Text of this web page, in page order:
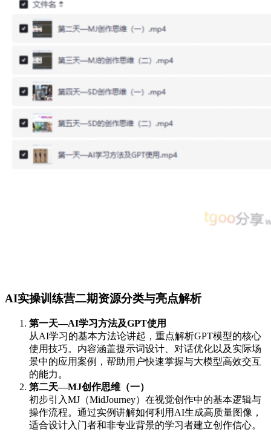
AI实操训练营二期资源分类与亮点解析
第一天—AI学习方法及GPT使用
从AI学习的基本方法论讲起，重点解析GPT模型的核心
使用技巧。内容涵盖提示词设计、对话优化以及实际场
景中的应用案例，帮助用户快速掌握与大模型高效交互
的能力。
第二天—MJ创作思维（一）
初步引入MJ（MidJourney）在视觉创作中的基本逻辑与
操作流程。通过实例讲解如何利用AI生成高质量图像，
适合设计入门者和非专业背景的学习者建立创作信心。